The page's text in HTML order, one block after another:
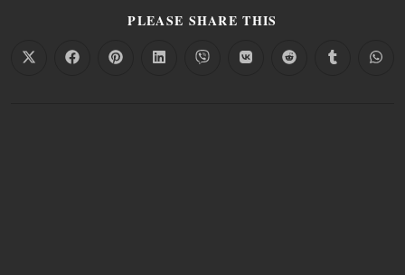
PLEASE SHARE THIS